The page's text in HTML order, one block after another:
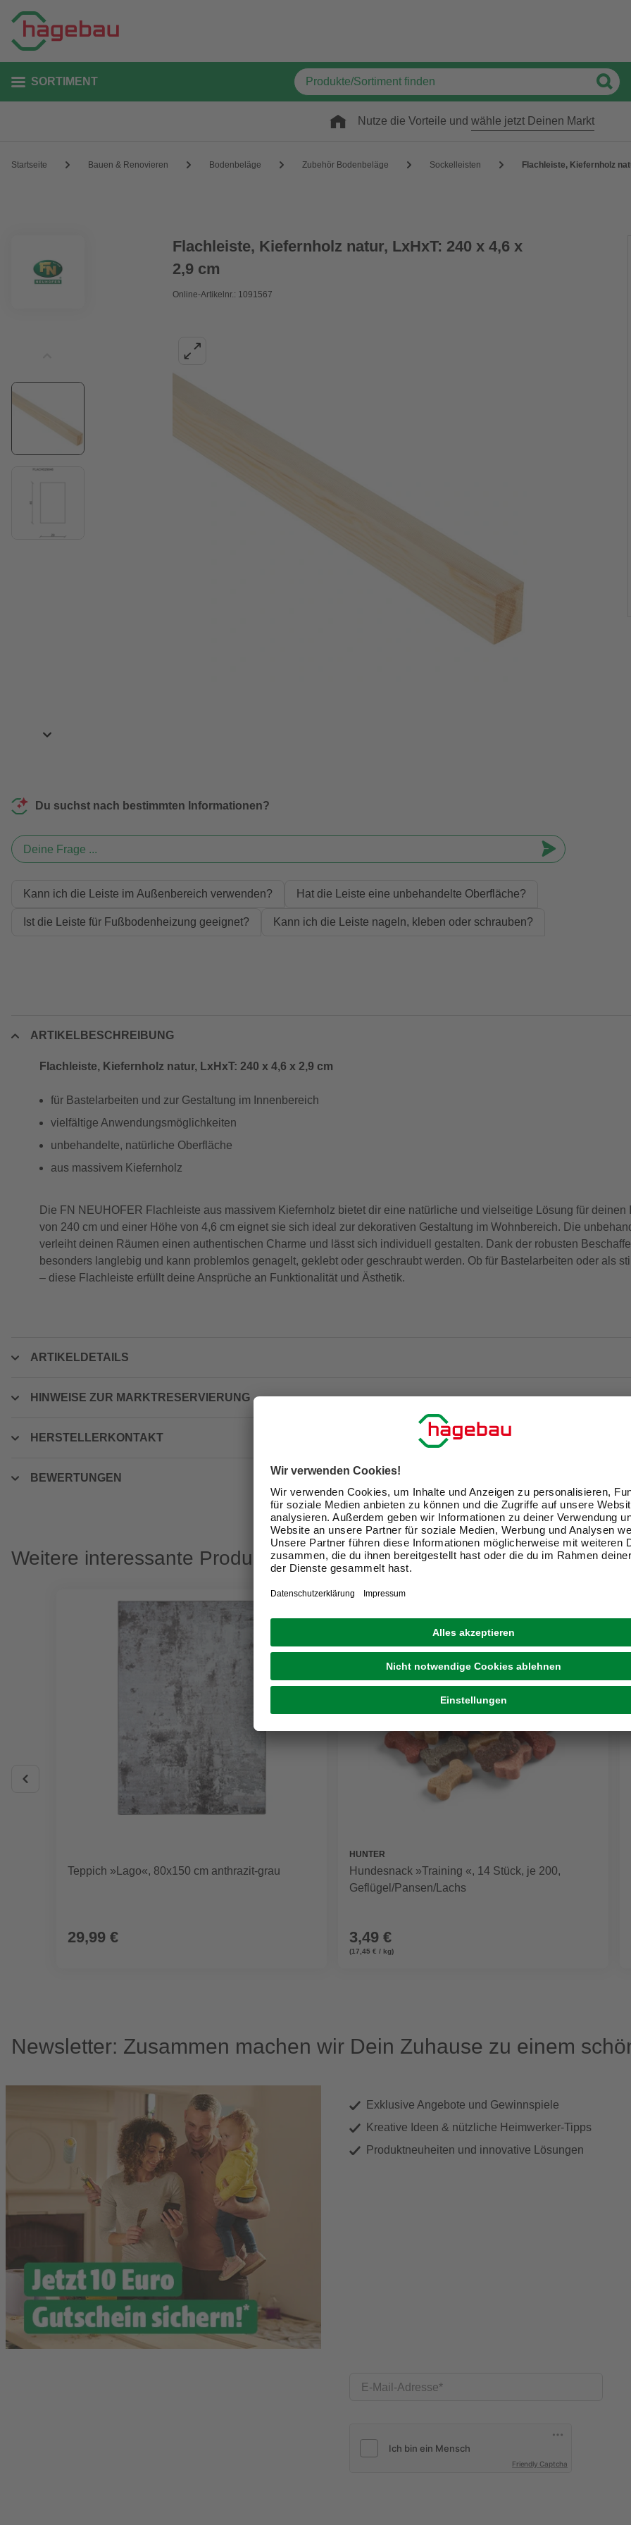
SORTIMENT
Nutze die Vorteile und wähle jetzt Deinen Markt
Startseite Bauen & Renovieren Bodenbeläge Zubehör Bodenbeläge Sockelleisten Flachleiste, Kiefernholz
Flachleiste, Kiefernholz natur, LxHxT: 240 x 4,6 x
2,9 cm
Online-Artikelnr.: 1091567
Du suchst nach bestimmten Informationen?
Deine Frage ...
Kann ich die Leiste im Außenbereich verwenden? Hat die Leiste eine unbehandelte Oberfläche?
Ist die Leiste für Fußbodenheizung geeignet? Kann ich die Leiste nageln, kleben oder schrauben?
ARTIKELBESCHREIBUNG
Flachleiste, Kiefernholz natur, LxHxT: 240 x 4,6 x 2,9 cm
für Bastelarbeiten und zur Gestaltung im Innenbereich
vielfältige Anwendungsmöglichkeiten
unbehandelte, natürliche Oberfläche
aus massivem Kiefernholz
Die FN NEUHOFER Flachleiste aus massivem Kiefernholz bietet dir eine natürliche und vielseitige Lösung für deinen
von 240 cm und einer Höhe von 4,6 cm eignet sie sich ideal zur dekorativen Gestaltung im Wohnbereich. Die
verleiht deinen Räumen einen authentischen Charme und lässt sich individuell gestalten. Dank der robusten
besonders langlebig und kann problemlos genagelt, geklebt oder geschraubt werden. Ob für Bastelarbeiten oder als
– diese Flachleiste erfüllt deine Ansprüche an Funktionalität und Ästhetik.
ARTIKELDETAILS
HINWEISE ZUR MARKTRESERVIERUNG
HERSTELLERKONTAKT
BEWERTUNGEN
Weitere interessante Produkte
Teppich »Lago«, 80x150 cm anthrazit-grau
29,99 €
HUNTER
Hundesnack »Training «, 14 Stück, je 200,
Geflügel/Pansen/Lachs
3,49 €
(17,45 € / kg)
Newsletter: Zusammen machen wir Dein Zuhause zu einem
Exklusive Angebote und Gewinnspiele
Kreative Ideen & nützliche Heimwerker-Tipps
Produktneuheiten und innovative Lösungen
E-Mail-Adresse
Friendly Captcha